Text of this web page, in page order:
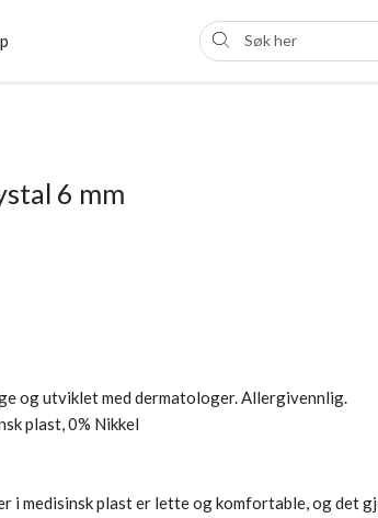
6 mm
og utviklet med dermatologer. Allergivennlig.
plast, 0% Nikkel
i medisinsk plast er lette og komfortable, og det